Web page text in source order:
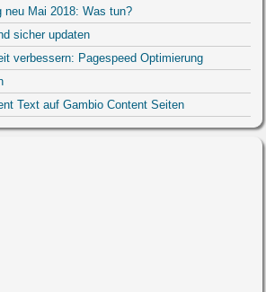
neu Mai 2018: Was tun?
sicher updaten
verbessern: Pagespeed Optimierung
Text auf Gambio Content Seiten